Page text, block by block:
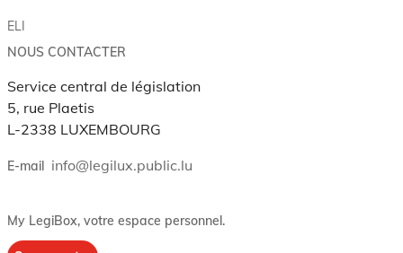
ELI
NOUS CONTACTER
Service central de législation
5, rue Plaetis
L-2338 LUXEMBOURG
E-mail info@legilux.public.lu
My LegiBox, votre espace personnel.